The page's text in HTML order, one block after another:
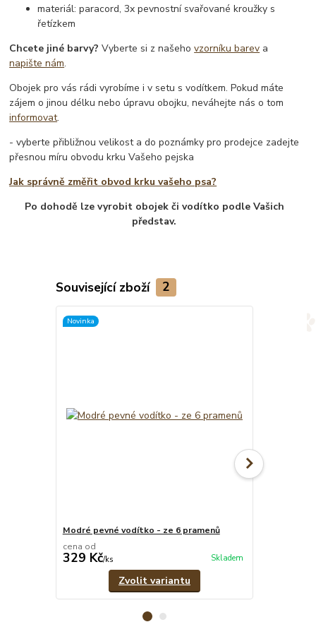
materiál: paracord, 3x pevnostní svařované kroužky s
řetízkem
Chcete jiné barvy? Vyberte si z našehovzorníku barev a
napište nám.
Obojek pro vás rádi vyrobíme i v setu s vodítkem. Pokud máte
zájem o jinou délku nebo úpravu obojku, neváhejte nás o tom
informovat.
- vyberte přibližnou velikost a do poznámky pro prodejce zadejte
přesnou míru obvodu krku Vašeho pejska
Jak správně změřit obvod krku vašeho psa?
Po dohodě lze vyrobit obojek či vodítko podle Vašich
představ.
Související zboží 2
Novinka
Modré pevné vodítko - ze 6 pramenů
cena od
329 Kč/ks Skladem
Zvolit variantu